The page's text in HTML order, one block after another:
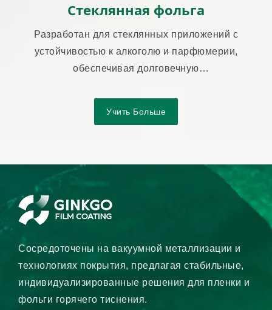
Стеклянная фольга
Разработан для стеклянных приложений с
устойчивостью к алкоголю и парфюмерии,
обеспечивая долговечную
Учить Больше
Сосредоточены на вакуумной металлизации и
технологиях покрытия, предлагая стабильные,
индивидуализированные решения для пленки и
фольги горячего тиснения.